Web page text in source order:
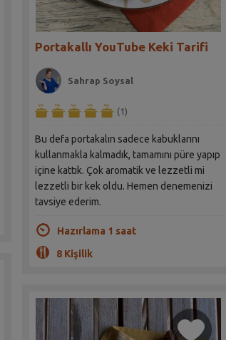
Portakallı YouTube Keki Tarifi
Sahrap Soysal
(1)
Bu defa portakalın sadece kabuklarını
kullanmakla kalmadık, tamamını püre yapıp
içine kattık. Çok aromatik ve lezzetli mi
lezzetli bir kek oldu. Hemen denemenizi
tavsiye ederim.
Hazırlama 1 saat
8 Kişilik